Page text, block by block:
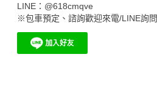
LINE：@618cmqve
※包車預定、諮詢歡迎來電/LINE詢問